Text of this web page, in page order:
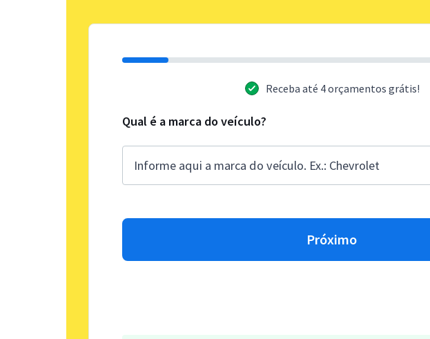
Receba até 4 orçamentos grátis!
Qual é a marca do veículo?
Próximo